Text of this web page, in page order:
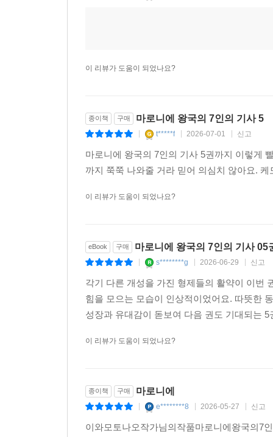
이 리뷰가 도움이 되었나요?
종이책 구매 마로니에 왕국의 7인의 기사 5
t*****f 2026-07-01 신고
마로니에 왕국의 7인의 기사 5권까지 이렇게
까지 쭉쭉 나와줄 거라 믿어 의심치 않아요.
이 리뷰가 도움이 되었나요?
eBook 구매 마로니에 왕국의 7인의 기사 05
s********g 2026-06-29 신고
각기 다른 개성을 가진 형제들의 활약이 이번
힘을 모으는 모습이 인상적이었어요. 따뜻한
성장과 유대감이 돋보여 다음 권도 기대되는
이 리뷰가 도움이 되었나요?
종이책 구매 마로니에
e********8 2026-05-27 신고
이와모토나오작가님의작품마로니에왕국의7